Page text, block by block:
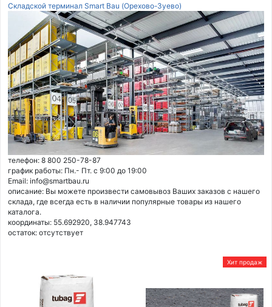
Складской терминал Smart Bau (Орехово-Зуево)
телефон: 8 800 250-78-87
график работы: Пн.- Пт. с 9:00 до 19:00
Email: info@smartbau.ru
описание: Вы можете произвести самовывоз Ваших заказов с нашего
склада, где всегда есть в наличии популярные товары из нашего
каталога.
координаты: 55.692920, 38.947743
остаток: отсутствует
Хит продаж